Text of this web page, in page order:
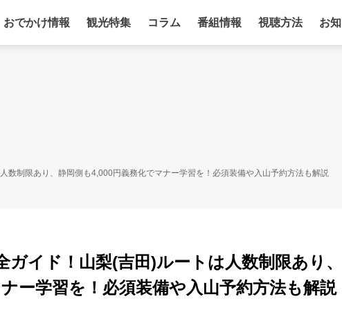
おでかけ情報 観光特集 コラム 番組情報 視聴方法 お
数制限あり、静岡側も4,000円義務化でマナー学習を！必須装備や入山予約方法も解説
ガイド！山梨(吉田)ルートは人数制限あり、
ー学習を！必須装備や入山予約方法も解説